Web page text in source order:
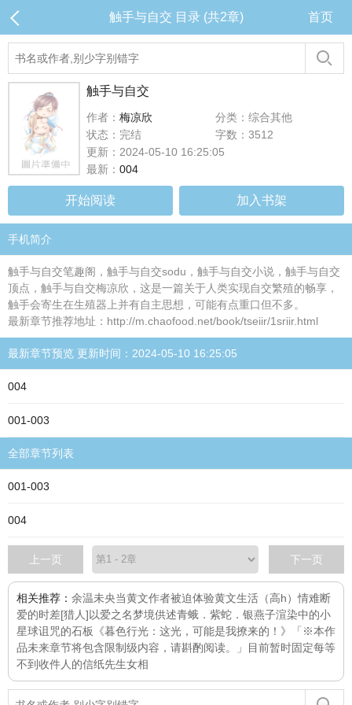
触手与自交 目录 (共2章) 首页
触手与自交
作者： 梅凉欣
分类：综合其他
状态：完结
字数：3512
更新：2024-05-10 16:25:05
最新： 004
开始阅读 加入书架
手机简介
触手与自交笔趣阁，触手与自交sodu，触手与自交小说，触手与自交
顶点，触手与自交梅凉欣，这是一篇关于人类实现自交繁殖的畅享，
触手会寄生在生殖器上并有自主思想，可能有点重口但不多。
最新章节推荐地址：http://m.chaofood.net/book/tseiir/1sriir.html
最新章节预览 更新时间：2024-05-10 16:25:05
004
001-003
全部章节列表
001-003
004
上一页 下一页
相关推荐： 余温未央当黄文作者被迫体验黄文生活（高h）情难断
爱的时差[猎人]以爱之名梦境供述青蛾．紫蛇．银燕子渲染中的小
星球诅咒的石板
《暮色行光：这光，可能是我撩来的！》「※本作
品未来章节将包含限制级内容，请斟酌阅读。」目前暂时固定每等
不到收件人的信纸先生女相